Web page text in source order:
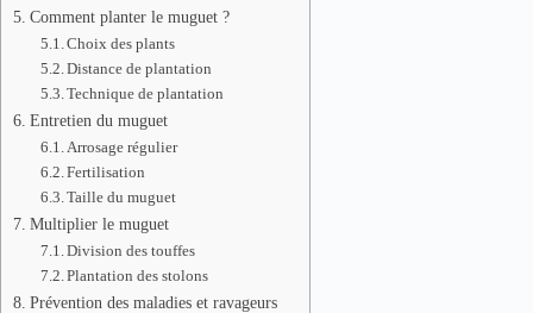
Comment planter le muguet ?
Choix des plants
Distance de plantation
Technique de plantation
Entretien du muguet
Arrosage régulier
Fertilisation
Taille du muguet
Multiplier le muguet
Division des touffes
Plantation des stolons
Prévention des maladies et ravageurs